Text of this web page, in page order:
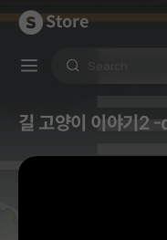
Store
길 고양이 이야기2